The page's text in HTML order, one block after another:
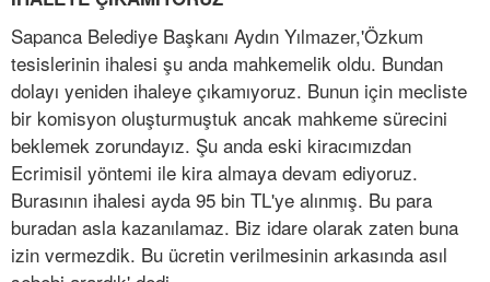
Sapanca Belediye Başkanı Aydın Yılmazer,'Özkum
tesislerinin ihalesi şu anda mahkemelik oldu. Bundan
dolayı yeniden ihaleye çıkamıyoruz. Bunun için mecliste
bir komisyon oluşturmuştuk ancak mahkeme sürecini
beklemek zorundayız. Şu anda eski kiracımızdan
Ecrimisil yöntemi ile kira almaya devam ediyoruz.
Burasının ihalesi ayda 95 bin TL'ye alınmış. Bu para
buradan asla kazanılamaz. Biz idare olarak zaten buna
izin vermezdik. Bu ücretin verilmesinin arkasında asıl